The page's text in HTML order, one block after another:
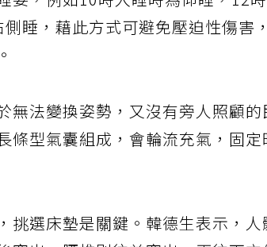
姿，例如10時入睡時為仰睡，12
睡，藉此方式可避免壓迫性傷害
無法變換姿勢，又沒有旁人照顧
條型氣囊組成，會輪流充氣，固
挑選床墊是關鍵。韓德生表示，